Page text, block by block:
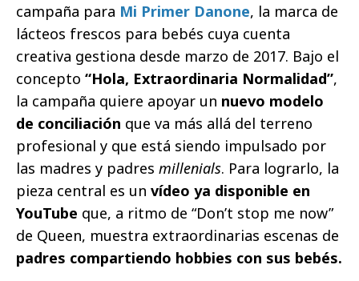
campaña para Mi Primer Danone, la marca de
lácteos frescos para bebés cuya cuenta
creativa gestiona desde marzo de 2017. Bajo el
concepto “Hola, Extraordinaria Normalidad”,
la campaña quiere apoyar un nuevo modelo
de conciliación que va más allá del terreno
profesional y que está siendo impulsado por
las madres y padres millenials. Para lograrlo, la
pieza central es un vídeo ya disponible en
YouTube que, a ritmo de “Don’t stop me now”
de Queen, muestra extraordinarias escenas de
padres compartiendo hobbies con sus bebés.